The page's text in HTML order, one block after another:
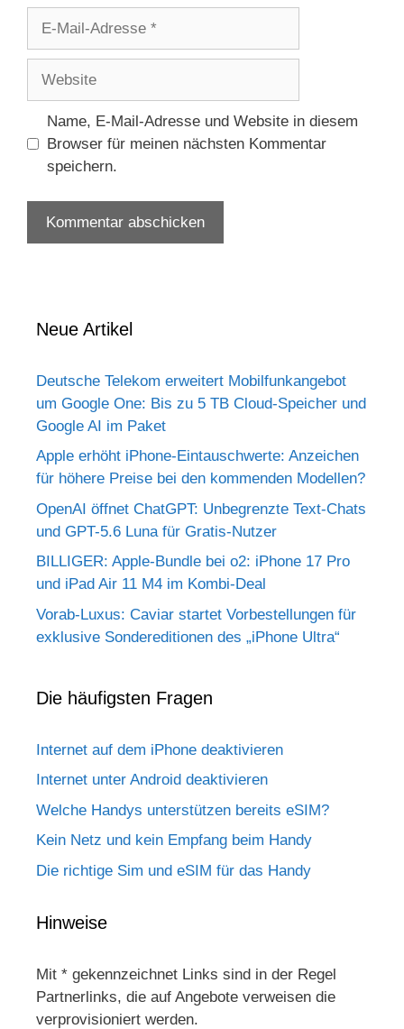
Adresse
Name, E-Mail-Adresse und Website in diesem
Browser für meinen nächsten Kommentar
speichern.
Neue Artikel
Deutsche Telekom erweitert Mobilfunkangebot
um Google One: Bis zu 5 TB Cloud-Speicher und
Google AI im Paket
Apple erhöht iPhone-Eintauschwerte: Anzeichen
für höhere Preise bei den kommenden Modellen?
OpenAI öffnet ChatGPT: Unbegrenzte Text-Chats
und GPT-5.6 Luna für Gratis-Nutzer
BILLIGER: Apple-Bundle bei o2: iPhone 17 Pro
und iPad Air 11 M4 im Kombi-Deal
Vorab-Luxus: Caviar startet Vorbestellungen für
exklusive Sondereditionen des „iPhone Ultra“
Die häufigsten Fragen
Internet auf dem iPhone deaktivieren
Internet unter Android deaktivieren
Welche Handys unterstützen bereits eSIM?
Kein Netz und kein Empfang beim Handy
Die richtige Sim und eSIM für das Handy
Hinweise
Mit * gekennzeichnet Links sind in der Regel
Partnerlinks, die auf Angebote verweisen die
verprovisioniert werden.